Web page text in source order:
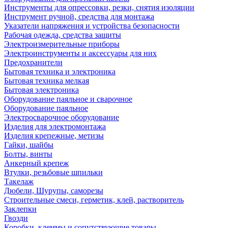
Инструменты для опрессовки, резки, снятия изоляции
Инструмент ручной, средства для монтажа
Указатели напряжения и устройства безопасности
Рабочая одежда, средства защиты
Электроизмерительные приборы
Электроинструменты и аксессуары для них
Предохранители
Бытовая техника и электроника
Бытовая техника мелкая
Бытовая электроника
Оборудование паяльное и сварочное
Оборудование паяльное
Электросварочное оборудование
Изделия для электромонтажа
Изделия крепежные, метизы
Гайки, шайбы
Болты, винты
Анкерный крепеж
Втулки, резьбовые шпильки
Такелаж
Дюбели, Шурупы, саморезы
Строительные смеси, герметик, клей, растворитель
Заклепки
Гвозди